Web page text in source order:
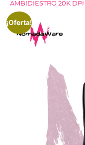
AMBIDIESTRO 20K DPI
¡Oferta!